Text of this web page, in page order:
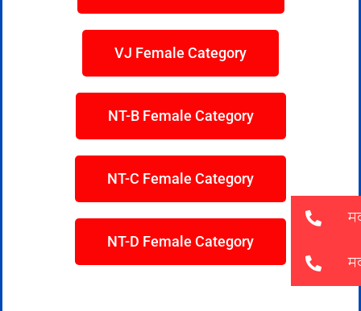
VJ Female Category
NT-B Female Category
NT-C Female Category
NT-D Female Category